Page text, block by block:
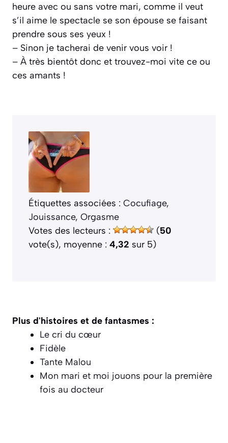
heure avec ou sans votre mari, comme il veut
s’il aime le spectacle se son épouse se faisant
prendre sous ses yeux !
– Sinon je tacherai de venir vous voir !
– À très bientôt donc et trouvez-moi vite ce ou
ces amants !
Étiquettes associées : Cocufiage
Jouissance, Orgasme
Votes des lecteurs :
(50
vote(s), moyenne : 4,32 sur 5)
Plus d'histoires et de fantasmes :
Le cri du cœur
Fidèle
Tante Malou
Mon mari et moi jouons pour la première
fois au docteur